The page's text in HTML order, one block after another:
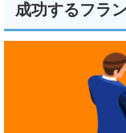
成功するフラ